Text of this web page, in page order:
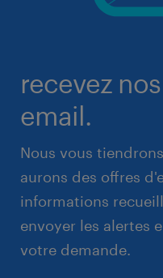
recevez
email.
Nous vous
aurons des offres
informations
envoyer les alertes
votre demande.